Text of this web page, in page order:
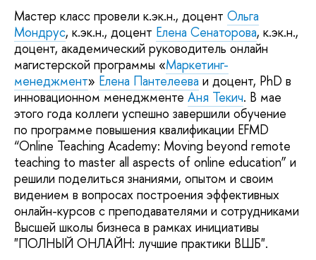
Мастер класс провели к.эк.н., доцент Ольга
Мондрус, к.эк.н., доцент Елена Сенаторова, к.эк.н.,
доцент, академический руководитель онлайн
магистерской программы «Маркетинг-
менеджмент» Елена Пантелеева и доцент, PhD в
инновационном менеджменте Аня Текич. В мае
этого года коллеги успешно завершили обучение
по программе повышения квалификации EFMD
“Online Teaching Academy: Moving beyond remote
teaching to master all aspects of online education” и
решили поделиться знаниями, опытом и своим
видением в вопросах построения эффективных
онлайн-курсов с преподавателями и сотрудниками
Высшей школы бизнеса в рамках инициативы
"ПОЛНЫЙ ОНЛАЙН: лучшие практики ВШБ".